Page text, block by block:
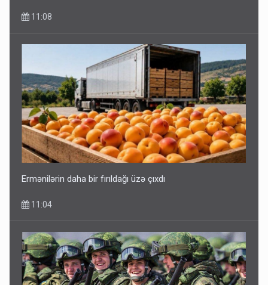
11:08
Ermənilərin daha bir fırıldağı üzə çıxdı
11:04